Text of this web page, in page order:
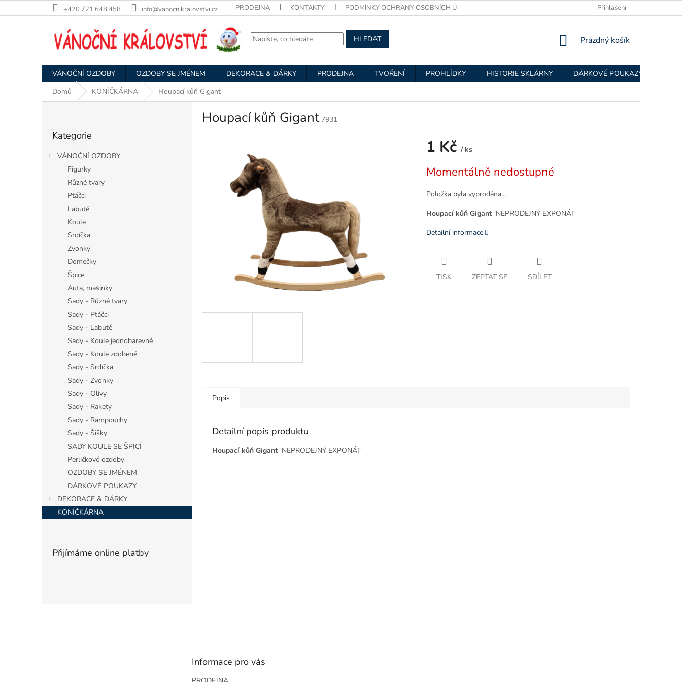
na
+420 721 648 458 info@vanocnikralovstvi.cz PRODEJNA KONTAKTY PODMÍNKY OCHRANY OSOBNÍCH ÚDAJŮ Přihlášení
HLEDAT
NÁKUPNÍ
Prázdný košík
VÁNOČNÍ OZDOBY OZDOBY SE JMÉNEM DEKORACE & DÁRKY PRODEJNA TVOŘENÍ PROHLÍDKY HISTORIE SKLÁRNY DÁRKOVÉ POUKAZY
Domů
KONÍČKÁRNA Houpací kůň Gigant
kategorie
Kategorie
VÁNOČNÍ OZDOBY
Figurky
Různé tvary
Ptáčci
Labutě
Koule
Srdíčka
Zvonky
Domečky
Špice
Auta, mašinky
Sady - Různé tvary
Sady - Ptáčci
Sady - Labutě
Sady - Koule jednobarevné
Sady - Koule zdobené
Sady - Srdíčka
Sady - Zvonky
Sady - Olivy
Sady - Rakety
Sady - Rampouchy
Sady - Šišky
SADY KOULE SE ŠPICÍ
Perličkové ozdoby
OZDOBY SE JMÉNEM
DÁRKOVÉ POUKAZY
DEKORACE & DÁRKY
KONÍČKÁRNA
Přijímáme online platby
Houpací kůň Gigant 7931
1 Kč / ks
cena:
Momentálně nedostupné
Položka byla vyprodána…
Houpací kůň Gigant NEPRODEJNÝ EXPONÁT
Detailní informace
TISK ZEPTAT SE SDÍLET
Popis
Detailní popis produktu
Houpací kůň Gigant NEPRODEJNÝ EXPONÁT
Informace pro vás